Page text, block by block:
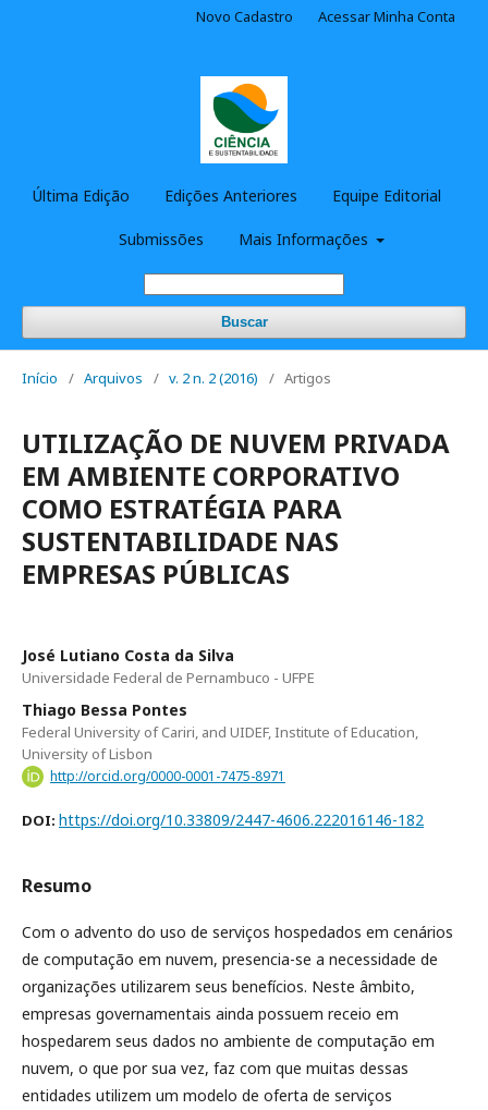
Última Edição Edições Anteriores Equipe Editorial
Submissões Mais Informações
Buscar
Novo Cadastro Acessar Minha Conta
Início / Arquivos / v. 2 n. 2 (2016) / Artigos
UTILIZAÇÃO DE NUVEM PRIVADA
EM AMBIENTE CORPORATIVO
COMO ESTRATÉGIA PARA
SUSTENTABILIDADE NAS
EMPRESAS PÚBLICAS
José Lutiano Costa da Silva
Universidade Federal de Pernambuco - UFPE
Thiago Bessa Pontes
Federal University of Cariri, and UIDEF, Institute of Education,
University of Lisbon
http://orcid.org/0000-0001-7475-8971
DOI: https://doi.org/10.33809/2447-4606.222016146-182
Resumo
Com o advento do uso de serviços hospedados em cenários
de computação em nuvem, presencia-se a necessidade de
organizações utilizarem seus benefícios. Neste âmbito,
empresas governamentais ainda possuem receio em
hospedarem seus dados no ambiente de computação em
nuvem, o que por sua vez, faz com que muitas dessas
entidades utilizem um modelo de oferta de serviços